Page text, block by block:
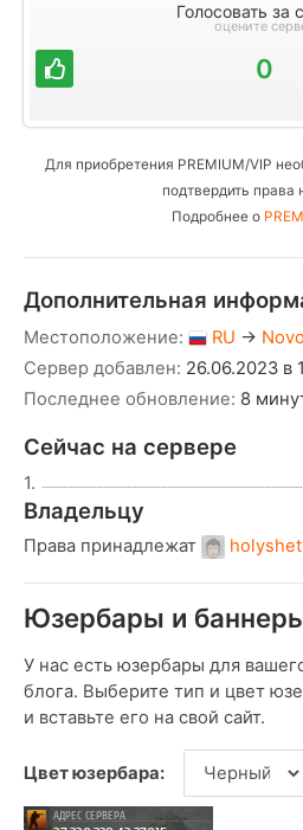
Голосовать за
оцените
0
Для приобретения PREMIUM/VIP
подтвердить права
Подробнее о
Дополнительная
Местоположение: RU →
Сервер добавлен: 26.06.2023 в
Последнее обновление: 8
Сейчас на сервере
1.
Владельцу
Права принадлежат holyshet
Юзербары и
У нас есть юзербары для
блога. Выберите тип и цвет
и вставьте его на свой сайт.
Цвет юзербара: